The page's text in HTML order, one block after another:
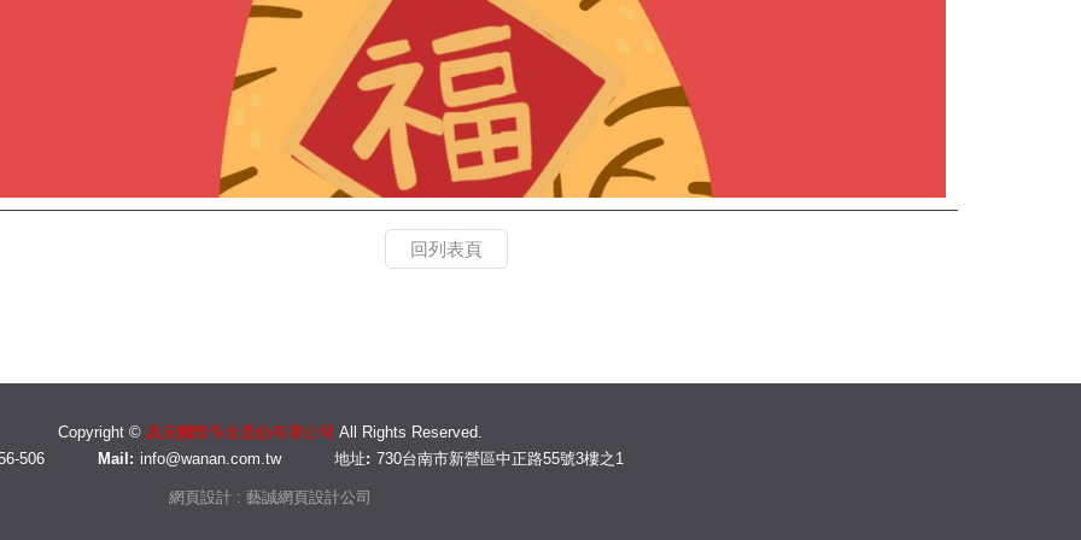
回列表頁
Copyright © 萬安國際保全股份有限公司 All Rights Reserved.
506 Mail: info@wanan.com.tw 地址: 730台南市新營區中正路55號3樓之1
網頁設計 : 藝誠網頁設計公司